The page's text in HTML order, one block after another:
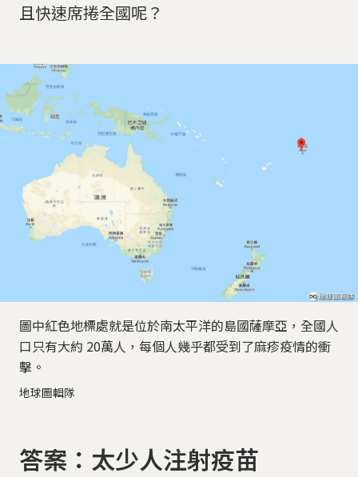
且快速席捲全國呢？
圖中紅色地標處就是位於南太平洋的島國薩摩亞，全國人
口只有大約 20萬人，每個人幾乎都受到了麻疹疫情的衝
擊。
地球圖輯隊
答案：太少人注射疫苗